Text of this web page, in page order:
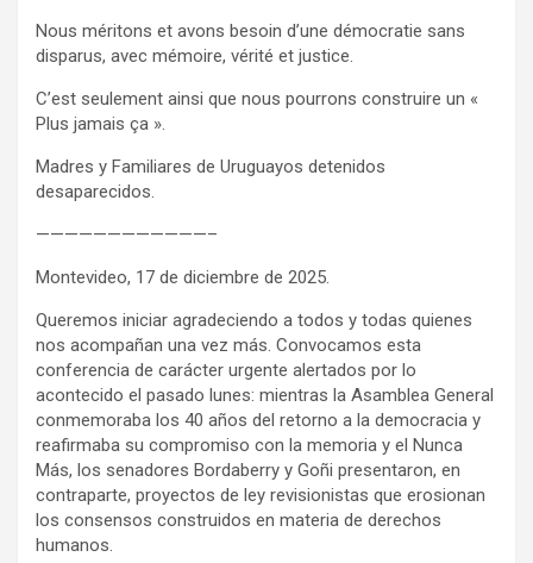
Nous méritons et avons besoin d’une démocratie sans
disparus, avec mémoire, vérité et justice.
C’est seulement ainsi que nous pourrons construire un «
Plus jamais ça ».
Madres y Familiares de Uruguayos detenidos
desaparecidos.
————————————–
Montevideo, 17 de diciembre de 2025.
Queremos iniciar agradeciendo a todos y todas quienes
nos acompañan una vez más. Convocamos esta
conferencia de carácter urgente alertados por lo
acontecido el pasado lunes: mientras la Asamblea General
conmemoraba los 40 años del retorno a la democracia y
reafirmaba su compromiso con la memoria y el Nunca
Más, los senadores Bordaberry y Goñi presentaron, en
contraparte, proyectos de ley revisionistas que erosionan
los consensos construidos en materia de derechos
humanos.